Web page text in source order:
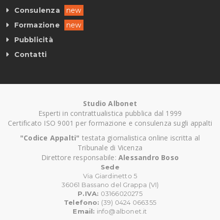
Consulenza
new
Formazione
new
Pubblicità
Contatti
Studio Albonet
Esperti in contrattualistica pubblica dal 1999
Certificato ISO 9001 per formazione e consulenza sugli appalti
"Codice Appalti" testata giornalistica online iscritta al
Tribunale di Vicenza
Direttore responsabile: Alessandro Boso
Sede
Via Giardinetto 5
36061 Bassano del Grappa (VI)
P.IVA: 03166020275
Telefono: (39) 0424 066355
Email: info@albonet.it